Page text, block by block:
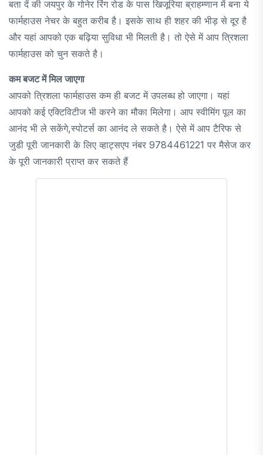
बता दें की जयपुर के गोनेर रिंग रोड के पास खिजूरिया ब्राहम्णान में बना ये
फार्महाउस नेचर के बहुत करीब है। इसके साथ ही शहर की भीड़ से दूर है
और यहां आपको एक बढ़िया सुविधा भी मिलती है। तो ऐसे में आप त्रिशला
फार्महाउस को चुन सकते है।
कम बजट में मिल जाएगा
आपको त्रिशला फार्महाउस कम ही बजट में उपलब्ध हो जाएगा। यहां
आपको कई एक्टिविटीज भी करने का मौका मिलेगा। आप स्वीमिंग पूल का
आनंद भी ले सकेंगे,स्पोटर्स का आनंद ले सकते है। ऐसे में आप टैरिफ से
जुडी पूरी जानकारी के लिए व्हाट्सएप नंबर 9784461221 पर मैसेज कर
के पूरी जानकारी प्राप्त कर सकते हैं